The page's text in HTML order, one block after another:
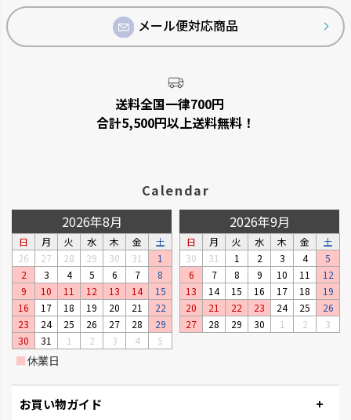
メール便対応商品
送料全国一律700円
合計5,500円以上送料無料！
Calendar
2026年8月
日 月 火 水 木 金
土
26
27 28 29 30 31
1
2
3 4 5 6 7
8
9
10 11 12 13 14
15
16
17 18 19 20 21
22
23
24 25 26 27 28
29
30
31 1 2 3 4 5
2026年9月
日 月 火 水 木 金
土
30
31 1 2 3 4
5
6
7 8 9 10 11
12
13
14 15 16 17 18
19
20
21 22 23 24 25
26
27
28 29 30 1 2 3
■休業日
お買い物ガイド